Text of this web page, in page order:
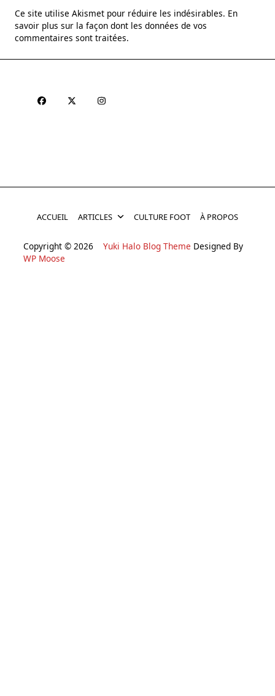
Ce site utilise Akismet pour réduire les indésirables. En
savoir plus sur la façon dont les données de vos
commentaires sont traitées.
ACCUEIL ARTICLES CULTURE FOOT À PROPOS
Copyright © 2026 Yuki Halo Blog Theme Designed By
WP Moose